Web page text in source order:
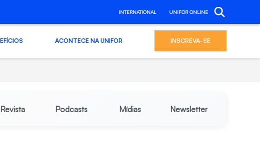
INTERNATIONAL UNIFOR ONLINE
ACONTECE NA UNIFOR INSCREVA-SE
Revista Podcasts Mídias Newsletter